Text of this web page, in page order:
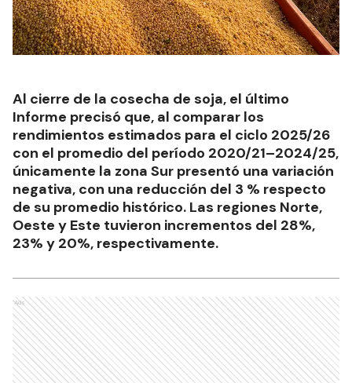
Al cierre de la cosecha de soja, el último
Informe precisó que, al comparar los
rendimientos estimados para el ciclo 2025/26
con el promedio del período 2020/21–2024/25,
únicamente la zona Sur presentó una variación
negativa, con una reducción del 3 % respecto
de su promedio histórico. Las regiones Norte,
Oeste y Este tuvieron incrementos del 28%,
23% y 20%, respectivamente.
Ads